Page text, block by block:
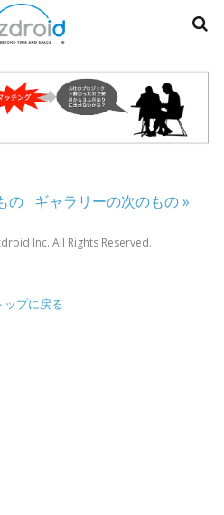
の ギャラリーの次のもの »
Inc. All Rights Reserved.
ップに戻る